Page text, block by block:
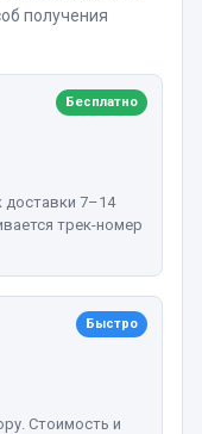
получения
Бесплатно
доставки 7–14
трек-номер
Быстро
Стоимость и